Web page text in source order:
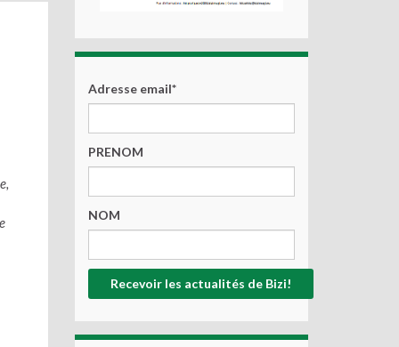
Adresse email*
PRENOM
NOM